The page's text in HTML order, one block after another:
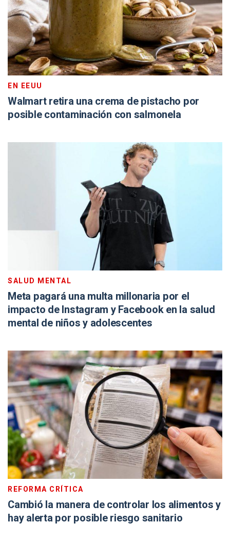
EN EEUU
Walmart retira una crema de pistacho por
posible contaminación con salmonela
SALUD MENTAL
Meta pagará una multa millonaria por el
impacto de Instagram y Facebook en la salud
mental de niños y adolescentes
REFORMA CRÍTICA
Cambió la manera de controlar los alimentos y
hay alerta por posible riesgo sanitario